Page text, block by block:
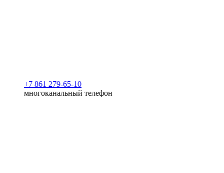
+7 861 279-65-10
многоканальный телефон